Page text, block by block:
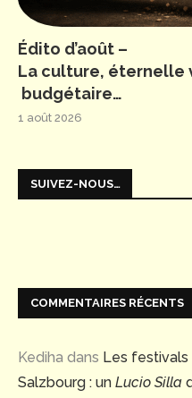
Édito d’août –
La culture, éternelle
budgétaire…
1 août 2026
SUIVEZ-NOUS…
COMMENTAIRES RÉCENTS
Kediha dans Les festivals
Salzbourg : un Lucio Silla